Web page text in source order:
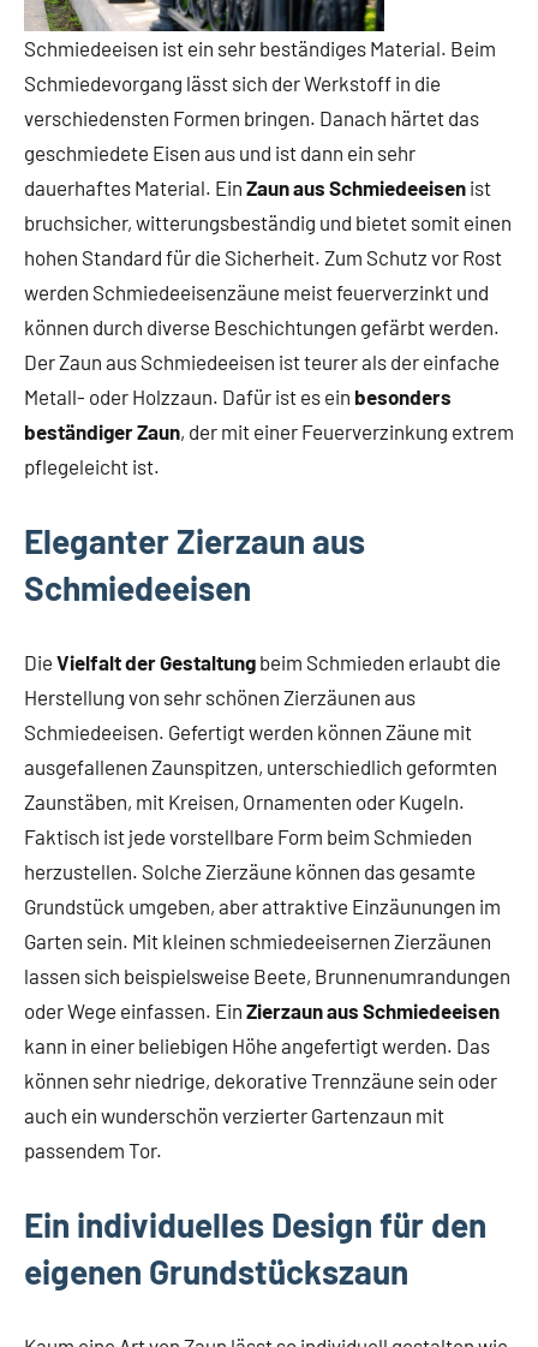
Schmiedeeisen ist ein sehr beständiges Material. Beim
Schmiedevorgang lässt sich der Werkstoff in die
verschiedensten Formen bringen. Danach härtet das
geschmiedete Eisen aus und ist dann ein sehr
dauerhaftes Material. Ein Zaun aus Schmiedeeisen ist
bruchsicher, witterungsbeständig und bietet somit einen
hohen Standard für die Sicherheit. Zum Schutz vor Rost
werden Schmiedeeisenzäune meist feuerverzinkt und
können durch diverse Beschichtungen gefärbt werden.
Der Zaun aus Schmiedeeisen ist teurer als der einfache
Metall- oder Holzzaun. Dafür ist es ein besonders
beständiger Zaun, der mit einer Feuerverzinkung extrem
pflegeleicht ist.
Eleganter Zierzaun aus
Schmiedeeisen
Die Vielfalt der Gestaltung beim Schmieden erlaubt die
Herstellung von sehr schönen Zierzäunen aus
Schmiedeeisen. Gefertigt werden können Zäune mit
ausgefallenen Zaunspitzen, unterschiedlich geformten
Zaunstäben, mit Kreisen, Ornamenten oder Kugeln.
Faktisch ist jede vorstellbare Form beim Schmieden
herzustellen. Solche Zierzäune können das gesamte
Grundstück umgeben, aber attraktive Einzäunungen im
Garten sein. Mit kleinen schmiedeeisernen Zierzäunen
lassen sich beispielsweise Beete, Brunnenumrandungen
oder Wege einfassen. Ein Zierzaun aus Schmiedeeisen
kann in einer beliebigen Höhe angefertigt werden. Das
können sehr niedrige, dekorative Trennzäune sein oder
auch ein wunderschön verzierter Gartenzaun mit
passendem Tor.
Ein individuelles Design für den
eigenen Grundstückszaun